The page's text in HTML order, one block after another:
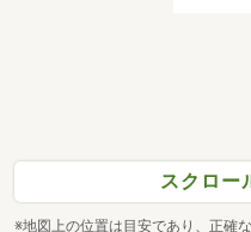
スクロー
※地図上の位置は目安であり、正確